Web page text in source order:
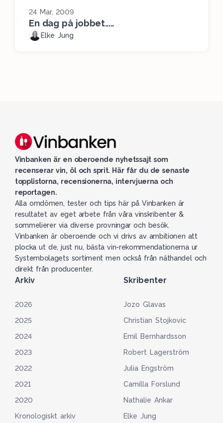
24 Mar, 2009
En dag på jobbet.....
Elke Jung
Vinbanken är en oberoende nyhetssajt som
recenserar vin, öl och sprit. Här får du de senaste
topplistorna, recensionerna, intervjuerna och
reportagen.
Alla omdömen, tester och tips här på Vinbanken är
resultatet av eget arbete från våra vinskribenter &
sommelierer via diverse provningar och besök.
Vinbanken är oberoende och vi drivs av ambitionen att
plocka ut de, just nu, bästa vin-rekommendationerna ur
Systembolagets sortiment men också från näthandel och
direkt från producenter.
Arkiv
2026
2025
2024
2023
2022
2021
2020
Kronologiskt arkiv
Skribenter
Jozo Glavas
Christian Stojkovic
Emil Bernhardsson
Robert Lagerström
Julia Engström
Camilla Forslund
Nathalie Ankar
Elke Jung